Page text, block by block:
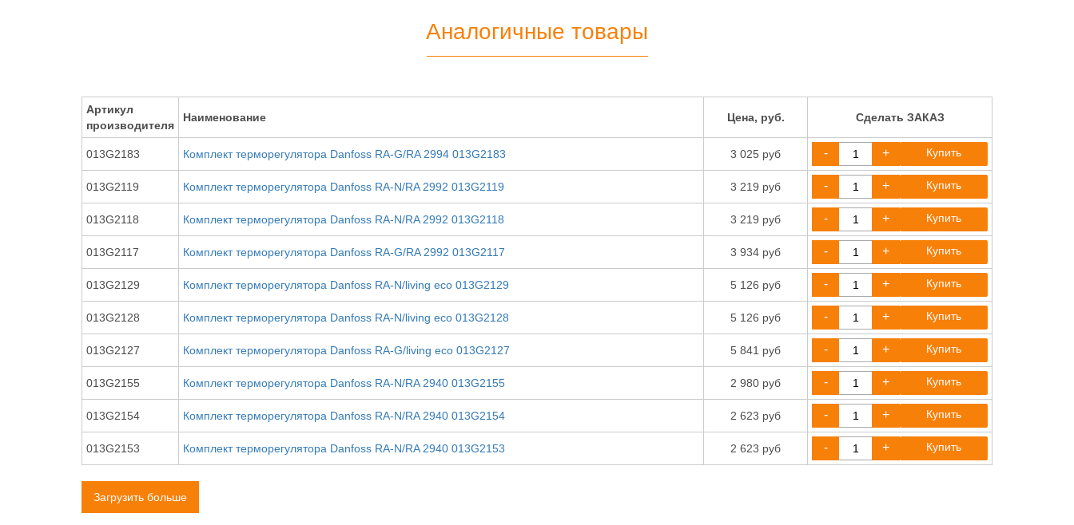
Аналогичные товары
Артикул
производителя
Наименование Цена, руб. Сделать ЗАКАЗ
013G2183 Комплект терморегулятора Danfoss RA-G/RA 2994 013G2183 3 025 руб - + Купить
013G2119 Комплект терморегулятора Danfoss RA-N/RA 2992 013G2119 3 219 руб - + Купить
013G2118 Комплект терморегулятора Danfoss RA-N/RA 2992 013G2118 3 219 руб - + Купить
013G2117 Комплект терморегулятора Danfoss RA-G/RA 2992 013G2117 3 934 руб - + Купить
013G2129 Комплект терморегулятора Danfoss RA-N/living eco 013G2129 5 126 руб - + Купить
013G2128 Комплект терморегулятора Danfoss RA-N/living eco 013G2128 5 126 руб - + Купить
013G2127 Комплект терморегулятора Danfoss RA-G/living eco 013G2127 5 841 руб - + Купить
013G2155 Комплект терморегулятора Danfoss RA-N/RA 2940 013G2155 2 980 руб - + Купить
013G2154 Комплект терморегулятора Danfoss RA-N/RA 2940 013G2154 2 623 руб - + Купить
013G2153 Комплект терморегулятора Danfoss RA-N/RA 2940 013G2153 2 623 руб - + Купить
Загрузить больше